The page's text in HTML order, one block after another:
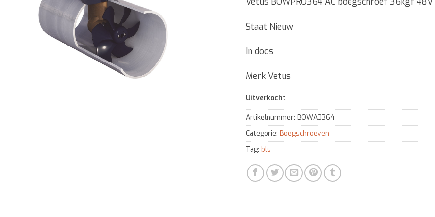
was: is:
Staat Nieuw
In doos
Merk Vetus
Uitverkocht
Artikelnummer:BOWA0364
Categorie:Boegschroeven
Tag:bls